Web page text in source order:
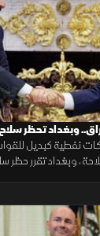
وبغداد تحظر
نفطية كبديل
وبغداد تقرر حظر